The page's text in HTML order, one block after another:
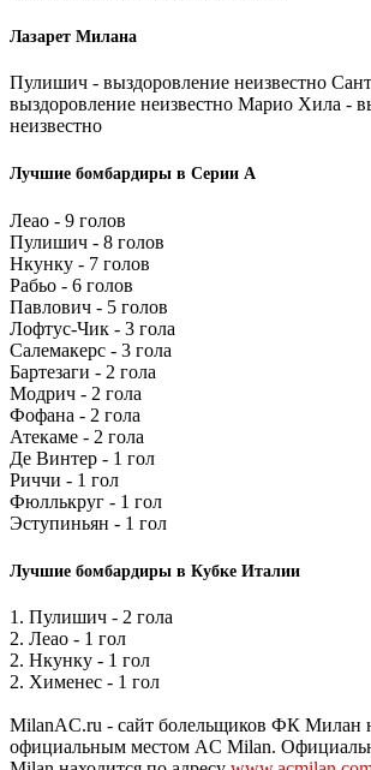
Лазарет Милана
Пулишич - выздоровление неизвестно
выздоровление неизвестно Марио Хила -
неизвестно
Лучшие бомбардиры в Серии А
Леао - 9 голов
Пулишич - 8 голов
Нкунку - 7 голов
Рабьо - 6 голов
Павлович - 5 голов
Лофтус-Чик - 3 гола
Салемакерс - 3 гола
Бартезаги - 2 гола
Модрич - 2 гола
Фофана - 2 гола
Атекаме - 2 гола
Де Винтер - 1 гол
Риччи - 1 гол
Фюллькруг - 1 гол
Эступиньян - 1 гол
Лучшие бомбардиры в Кубке Италии
1. Пулишич - 2 гола
2. Леао - 1 гол
2. Нкунку - 1 гол
2. Хименес - 1 гол
MilanAC.ru - сайт болельщиков ФК Милан
официальным местом AC Milan.